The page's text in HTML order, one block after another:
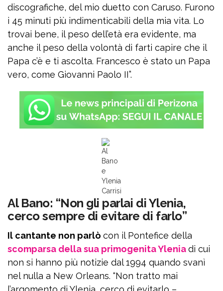
discografiche, del mio duetto con Caruso. Furono
i 45 minuti più indimenticabili della mia vita. Lo
trovai bene, il peso dell’età era evidente, ma
anche il peso della volontà di farti capire che il
Papa c’è e ti ascolta. Francesco è stato un Papa
vero, come Giovanni Paolo II”.
Al
Bano
e
Ylenia
Carrisi
Al Bano: “Non gli parlai di Ylenia,
cerco sempre di evitare di farlo”
Il cantante non parlò con il Pontefice della
scomparsa della sua primogenita Yleniadi cui
non si hanno più notizie dal 1994 quando svanì
nel nulla a New Orleans. “Non tratto mai